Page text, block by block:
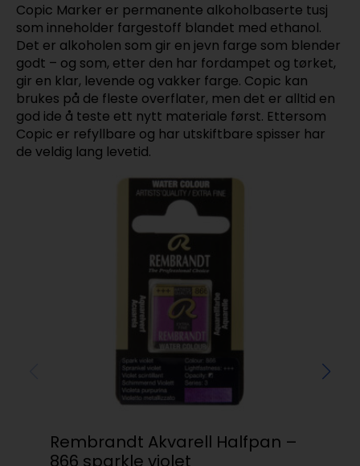
Copic Marker er permanente alkoholbaserte tusj
som inneholder fargestoff blandet med ethanol.
Det er alkoholen som gir en jevn farge som blender
godt – og som, etter den har fordampet og tørket,
gir en klar, levende og vakker farge. Copic kan
brukes på de fleste overflater, men det er alltid en
god ide å teste ett nytt materiale først. Ettersom
Copic er refyllbare og har utskiftbare spisser har
de veldig lang levetid.
Rembrandt Akvarell Halfpan –
866 sparkle violet